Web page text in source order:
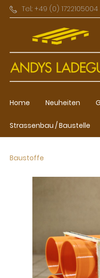
Tel.: +49 (0) 1722105004
Home Neuheiten
Strassenbau / Baustelle
Baustoffe